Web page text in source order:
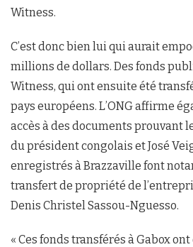
Witness.
C’est donc bien lui qui aurait
millions de dollars. Des fonds
Witness, qui ont ensuite été
pays européens. L’ONG affirme
accès à des documents prouvant
du président congolais et José
enregistrés à Brazzaville font
transfert de propriété de
Denis Christel Sassou-Nguesso.
« Ces fonds transférés à Gabox